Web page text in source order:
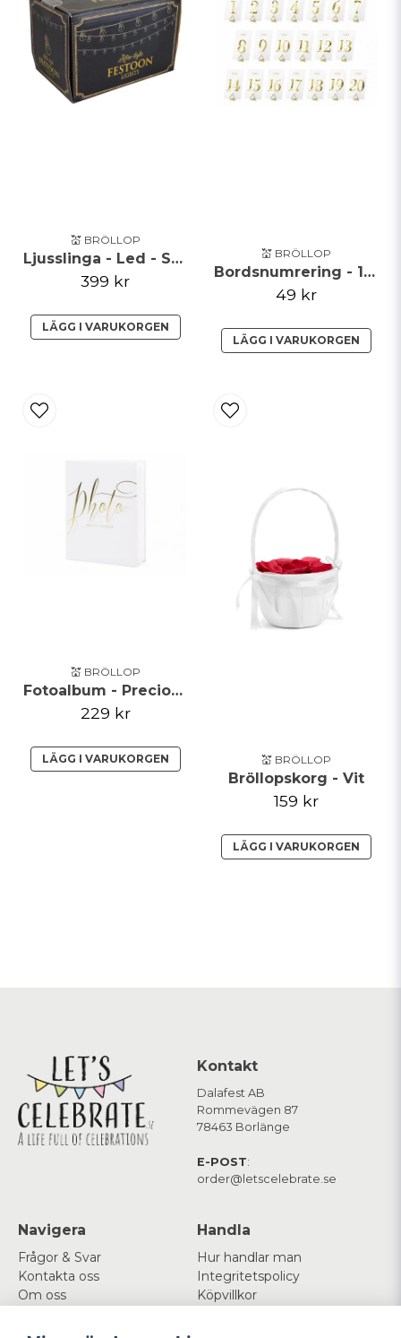
💒 BRÖLLOP
Ljusslinga - Led - Svart
399 kr
LÄGG I VARUKORGEN
💒 BRÖLLOP
Bordsnumrering - 1-20 - Clear/Guld
49 kr
LÄGG I VARUKORGEN
💒 BRÖLLOP
Fotoalbum - Precious moments
229 kr
LÄGG I VARUKORGEN 💒 BRÖLLOP
Bröllopskorg - Vit
159 kr
LÄGG I VARUKORGEN
Kontakt
Dalafest AB
Rommevägen 87
78463 Borlänge
E-POST:
order@letscelebrate.se
Navigera
Frågor & Svar
Kontakta oss
Om oss
Handla
Hur handlar man
Integritetspolicy
Köpvillkor